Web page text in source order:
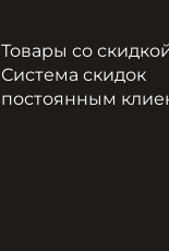
Товары со
Система скидок
постоянным